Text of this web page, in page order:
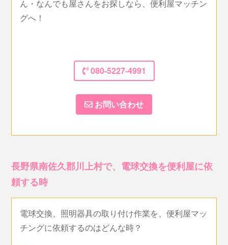
ん・なんでも屋さんをお探しなら、便利屋マッチン
グへ！
080-5227-4991
お問い合わせ
長野県南佐久郡川上村で、電球交換を便利屋に依
頼する時
電球交換、照明器具の取り付け作業を、便利屋マッ
チングに依頼するのはどんな時？